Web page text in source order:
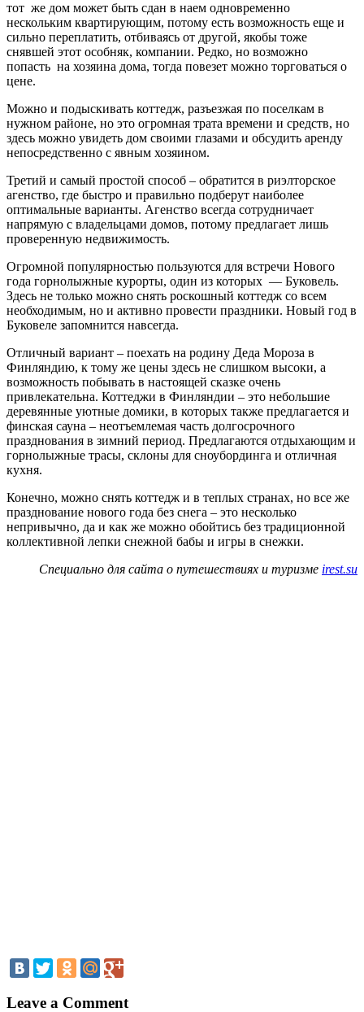
тот же дом может быть сдан в наем одновременно
нескольким квартирующим, потому есть возможность еще и
сильно переплатить, отбиваясь от другой, якобы тоже
снявшей этот особняк, компании. Редко, но возможно
попасть на хозяина дома, тогда повезет можно торговаться о
цене.
Можно и подыскивать коттедж, разъезжая по поселкам в
нужном районе, но это огромная трата времени и средств, но
здесь можно увидеть дом своими глазами и обсудить аренду
непосредственно с явным хозяином.
Третий и самый простой способ – обратится в риэлторское
агенство, где быстро и правильно подберут наиболее
оптимальные варианты. Агенство всегда сотрудничает
напрямую с владельцами домов, потому предлагает лишь
проверенную недвижимость.
Огромной популярностью пользуются для встречи Нового
года горнолыжные курорты, один из которых — Буковель.
Здесь не только можно снять роскошный коттедж со всем
необходимым, но и активно провести праздники. Новый год в
Буковеле запомнится навсегда.
Отличный вариант – поехать на родину Деда Мороза в
Финляндию, к тому же цены здесь не слишком высоки, а
возможность побывать в настоящей сказке очень
привлекательна. Коттеджи в Финляндии – это небольшие
деревянные уютные домики, в которых также предлагается и
финская сауна – неотъемлемая часть долгосрочного
празднования в зимний период. Предлагаются отдыхающим и
горнолыжные трасы, склоны для сноубординга и отличная
кухня.
Конечно, можно снять коттедж и в теплых странах, но все же
празднование нового года без снега – это несколько
непривычно, да и как же можно обойтись без традиционной
коллективной лепки снежной бабы и игры в снежки.
Специально для сайта о путешествиях и туризме irest.su
Leave a Comment